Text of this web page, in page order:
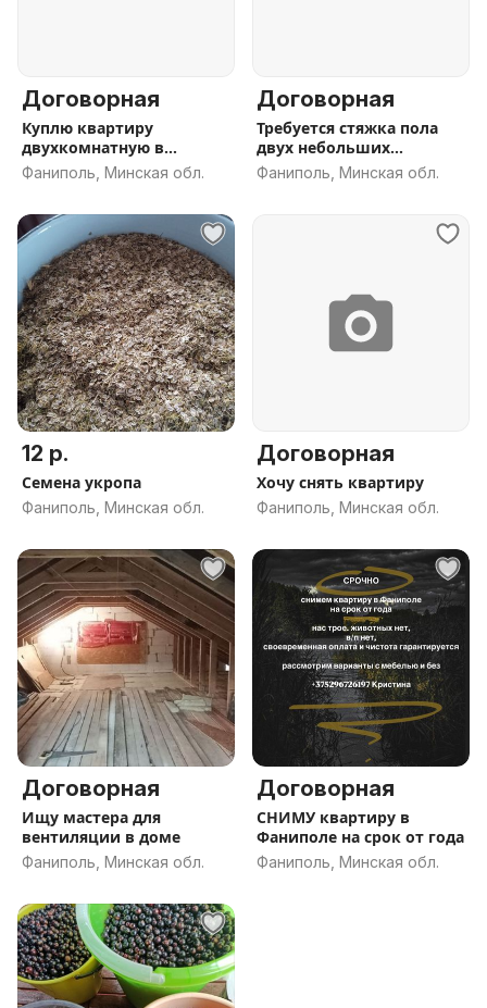
Договорная
Куплю квартиру
двухкомнатную в
Фаниполе
Фаниполь, Минская обл.
Договорная
Требуется стяжка пола
двух небольших
помещений.
Фаниполь, Минская обл.
12 р.
Семена укропа
Фаниполь, Минская обл.
Договорная
Хочу снять квартиру
Фаниполь, Минская обл.
Договорная
Ищу мастера для
вентиляции в доме
Фаниполь, Минская обл.
Договорная
СНИМУ квартиру в
Фаниполе на срок от года
Фаниполь, Минская обл.